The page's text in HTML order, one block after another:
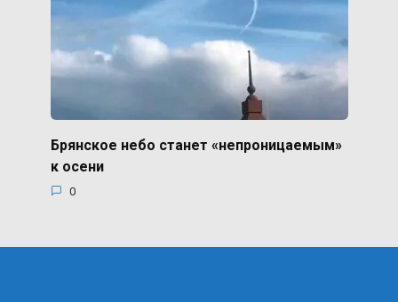
Брянское небо станет «непроницаемым»
к осени
0